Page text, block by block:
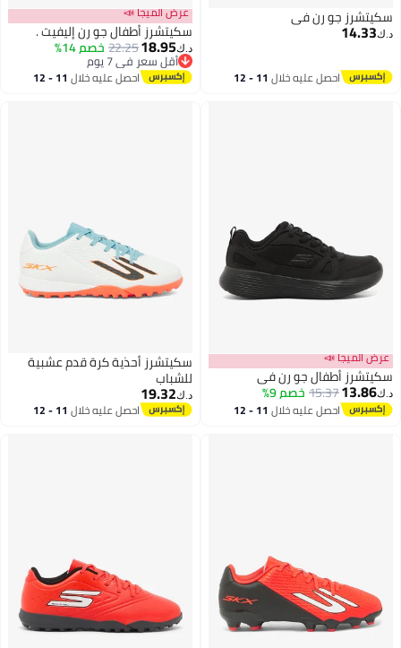
سكيتشرز جو رن في
د.ك‏14.33
احصل عليه خلال 11 - 12
عرض الميجا 📣
سكيتشرز أطفال جو رن إليفيت .
د.ك‏18.95
22.25خصم 14%
أقل سعر في 7 يوم
أقل سعر في 7 يوماحصل عليه خلال 11 - 12
عرض الميجا 📣
سكيتشرز أطفال جو رن في
د.ك‏13.86
15.37خصم 9%
احصل عليه خلال 11 - 12
اغسطس
سكيتشرز أحذية كرة قدم عشبية
للشباب
د.ك‏19.32
احصل عليه خلال 11 - 12
اغسطس